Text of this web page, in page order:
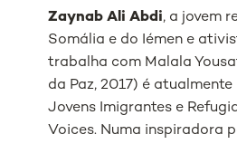
Zaynab Ali Abdi, a jovem
Somália e do Iémen e
trabalha com Malala
da Paz, 2017) é
Jovens Imigrantes e
Voices. Numa inspiradora